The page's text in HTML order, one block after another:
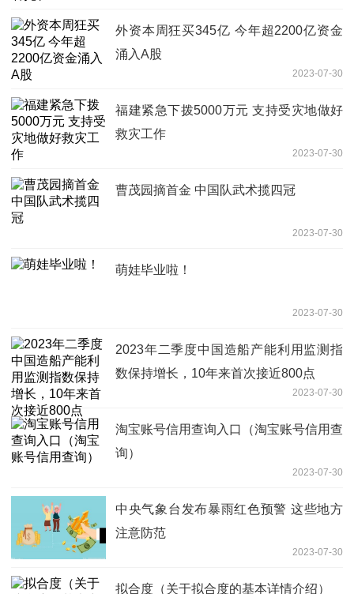
外资本周狂买345亿 今年超2200亿资金
涌入A股
2023-07-30
福建紧急下拨5000万元 支持受灾地做好
救灾工作
2023-07-30
曹茂园摘首金 中国队武术揽四冠
2023-07-30
萌娃毕业啦！
2023-07-30
2023年二季度中国造船产能利用监测指
数保持增长，10年来首次接近800点
2023-07-30
淘宝账号信用查询入口（淘宝账号信用查
询）
2023-07-30
中央气象台发布暴雨红色预警 这些地方
注意防范
2023-07-30
拟合度（关于拟合度的基本详情介绍）